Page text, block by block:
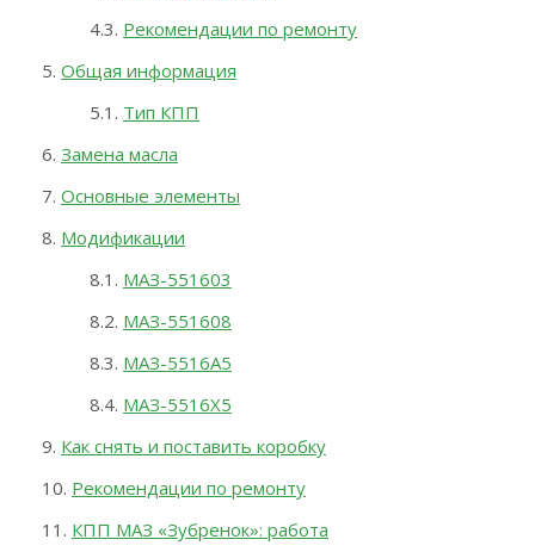
Рекомендации по ремонту
Общая информация
Тип КПП
Замена масла
Основные элементы
Модификации
МАЗ-551603
МАЗ-551608
МАЗ-5516А5
МАЗ-5516Х5
Как снять и поставить коробку
Рекомендации по ремонту
КПП МАЗ «Зубренок»: работа